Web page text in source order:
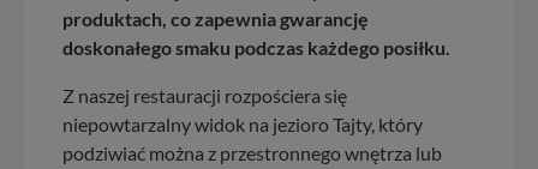
produktach, co zapewnia gwarancję
doskonałego smaku podczas każdego posiłku.
Z naszej restauracji rozpościera się
niepowtarzalny widok na jezioro Tajty, który
podziwiać można z przestronnego wnętrza lub